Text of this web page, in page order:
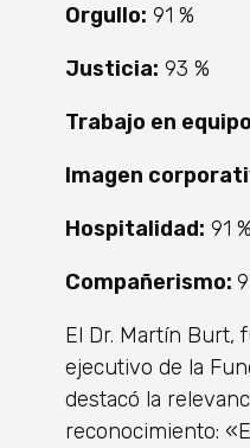
Orgullo: 91 %
Justicia: 93 %
Trabajo en
Imagen
Hospitalidad: 91 %
Compañerismo:
El Dr. Martín Burt,
ejecutivo de la
destacó la
reconocimiento: